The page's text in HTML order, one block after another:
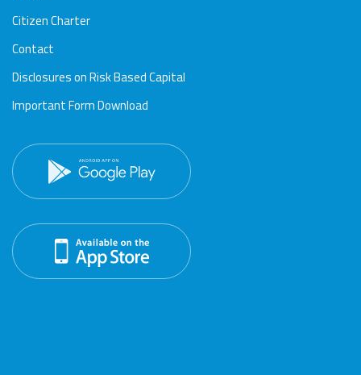
Citizen Charter
Contact
Disclosures on Risk Based Capital
Important Form Download